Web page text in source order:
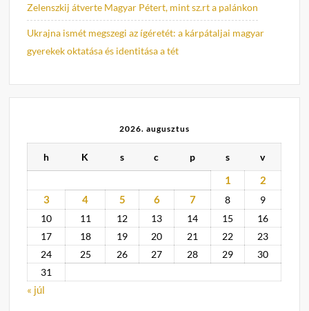
Zelenszkij átverte Magyar Pétert, mint sz.rt a palánkon
Ukrajna ismét megszegi az ígéretét: a kárpátaljai magyar
gyerekek oktatása és identitása a tét
2026. augusztus
h K s c p s v
1
2
3
4 5 6 7 8
9
10
11 12 13 14 15
16
17
18 19 20 21 22
23
24
25 26 27 28 29
30
31
« júl